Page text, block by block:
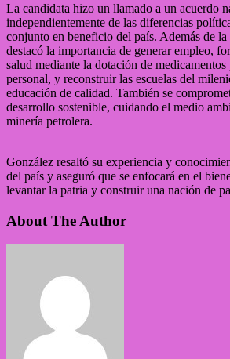
La candidata hizo un llamado a un acuerdo
independientemente de las diferencias
conjunto en beneficio del país. Además de
destacó la importancia de generar empleo,
salud mediante la dotación de
personal, y reconstruir las escuelas del
educación de calidad. También se
desarrollo sostenible, cuidando el medio
minería petrolera.
González resaltó su experiencia y
del país y aseguró que se enfocará en el
levantar la patria y construir una nación de
About The Author